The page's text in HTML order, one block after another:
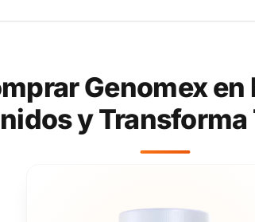
Genomex
y Transforma